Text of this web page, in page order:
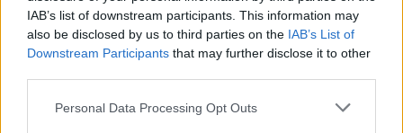
IAB’s list of downstream participants. This information may
also be disclosed by us to third parties on the IAB’s List of
Downstream Participants that may further disclose it to other
Personal Data Processing Opt Outs